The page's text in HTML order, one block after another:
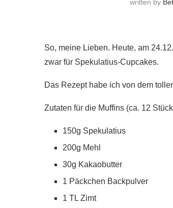
written by
So, meine Lieben. Heute, am
zwar für Spekulatius-Cupcakes.
Das Rezept habe ich von dem
Zutaten für die Muffins (ca. 12
150g Spekulatius
200g Mehl
30g Kakaobutter
1 Päckchen Backpulver
1 TL Zimt